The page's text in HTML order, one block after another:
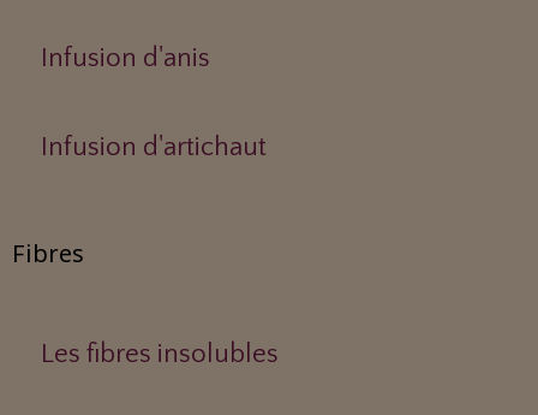
Infusion d'anis
Infusion d'artichaut
Fibres
Les fibres insolubles